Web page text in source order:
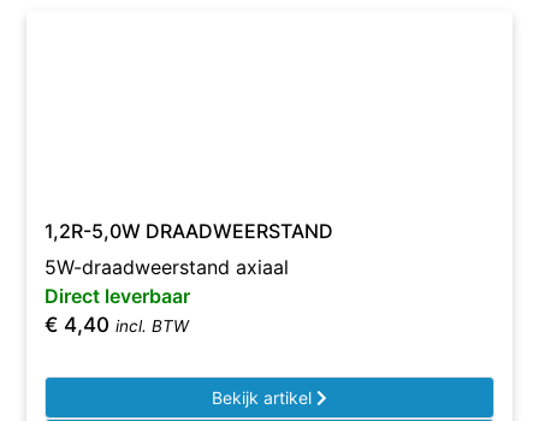
1,2R-5,0W DRAADWEERSTAND
5W-draadweerstand axiaal
Direct leverbaar
€ 4,40 incl. BTW
Bekijk artikel